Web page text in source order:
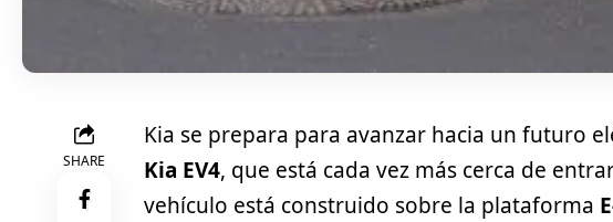
SHARE
Kia se prepara para avanzar hacia un futuro
Kia EV4, que está cada vez más cerca de
vehículo está construido sobre la plataforma